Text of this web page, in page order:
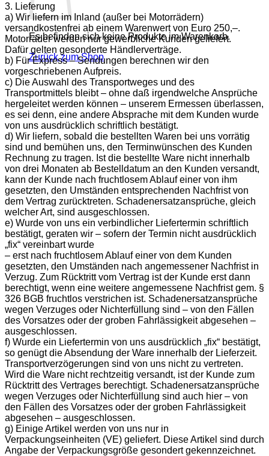
Es befinden sich keine Produkte im Warenkorb.
Zurück zum Shop
3. Lieferung
a) Wir liefern im Inland (außer bei Motorrädern)
versandkostenfrei ab einem Warenwert von Euro 250,–.
Motorräder werden nur gewerbliche Kunden geliefert.
Dafür gelten gesonderte Händlerverträge.
b) Für Express – Sendungen berechnen wir den
vorgeschriebenen Aufpreis.
c) Die Auswahl des Transportweges und des
Transportmittels bleibt – ohne daß irgendwelche Ansprüche
hergeleitet werden können – unserem Ermessen überlassen,
es sei denn, eine andere Absprache mit dem Kunden wurde
von uns ausdrücklich schriftlich bestätigt.
d) Wir liefern, sobald die bestellten Waren bei uns vorrätig
sind und bemühen uns, den Terminwünschen des Kunden
Rechnung zu tragen. Ist die bestellte Ware nicht innerhalb
von drei Monaten ab Bestelldatum an den Kunden versandt,
kann der Kunde nach fruchtlosem Ablauf einer von ihm
gesetzten, den Umständen entsprechenden Nachfrist von
dem Vertrag zurücktreten. Schadenersatzansprüche, gleich
welcher Art, sind ausgeschlossen.
e) Wurde von uns ein verbindlicher Liefertermin schriftlich
bestätigt, geraten wir – sofern der Termin nicht ausdrücklich
„fix“ vereinbart wurde
– erst nach fruchtlosem Ablauf einer von dem Kunden
gesetzten, den Umständen nach angemessener Nachfrist in
Verzug. Zum Rücktritt vom Vertrag ist der Kunde erst dann
berechtigt, wenn eine weitere angemessene Nachfrist gem. §
326 BGB fruchtlos verstrichen ist. Schadenersatzansprüche
wegen Verzuges oder Nichterfüllung sind – von den Fällen
des Vorsatzes oder der groben Fahrlässigkeit abgesehen –
ausgeschlossen.
f) Wurde ein Liefertermin von uns ausdrücklich „fix“ bestätigt,
so genügt die Absendung der Ware innerhalb der Lieferzeit.
Transportverzögerungen sind von uns nicht zu vertreten.
Wird die Ware nicht rechtzeitig versandt, ist der Kunde zum
Rücktritt des Vertrages berechtigt. Schadenersatzansprüche
wegen Verzuges oder Nichterfüllung sind auch hier – von
den Fällen des Vorsatzes oder der groben Fahrlässigkeit
abgesehen – ausgeschlossen.
g) Einige Artikel werden von uns nur in
Verpackungseinheiten (VE) geliefert. Diese Artikel sind durch
Angabe der Verpackungsgröße gesondert gekennzeichnet.